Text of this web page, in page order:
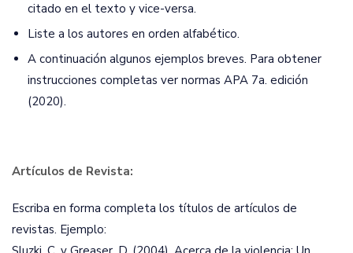
citado en el texto y vice-versa.
Liste a los autores en orden alfabético.
A continuación algunos ejemplos breves. Para obtener
instrucciones completas ver normas APA 7a. edición
(2020).
Artículos de Revista:
Escriba en forma completa los títulos de artículos de
revistas. Ejemplo: